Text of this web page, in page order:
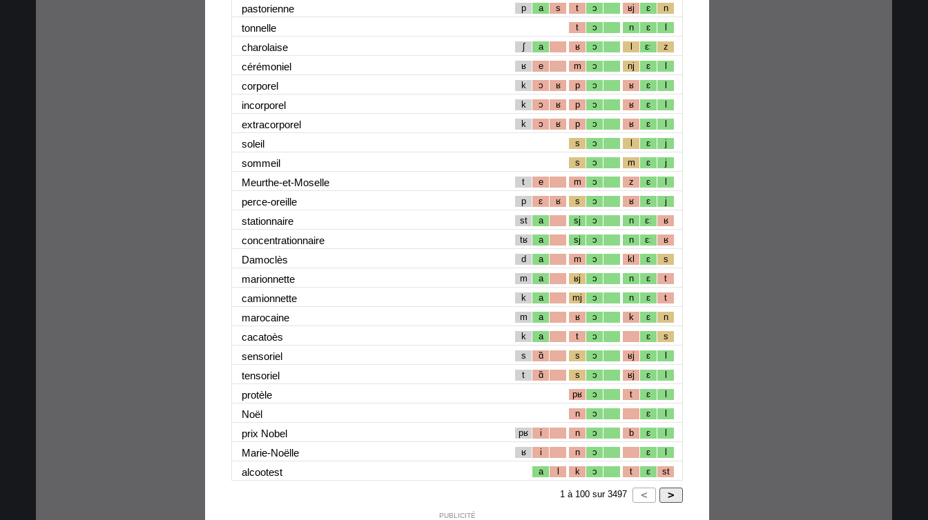
pastorienne p a s t ɔ ʁj ɛ n
tonnelle t ɔ n ɛ l
charolaise ʃ a ʁ ɔ l ɛː z
cérémoniel ʁ e m ɔ nj ɛ l
corporel k ɔ ʁ p ɔ ʁ ɛ l
incorporel k ɔ ʁ p ɔ ʁ ɛ l
extracorporel k ɔ ʁ p ɔ ʁ ɛ l
soleil s ɔ l ɛ j
sommeil s ɔ m ɛ j
Meurthe-et-Moselle t e m ɔ z ɛ l
perce-oreille p ɛ ʁ s ɔ ʁ ɛ j
stationnaire st a sj ɔ n ɛː ʁ
concentrationnaire tʁ a sj ɔ n ɛː ʁ
Damoclès d a m ɔ kl ɛ s
marionnette m a ʁj ɔ n ɛ t
camionnette k a mj ɔ n ɛ t
marocaine m a ʁ ɔ k ɛ n
cacatoès k a t ɔ ɛ s
sensoriel s ɑ̃ s ɔ ʁj ɛ l
tensoriel t ɑ̃ s ɔ ʁj ɛ l
protèle pʁ ɔ t ɛ l
Noël n ɔ ɛ l
prix Nobel pʁ i n ɔ b ɛ l
Marie-Noëlle ʁ i n ɔ ɛ l
alcootest a l k ɔ t ɛ st
1 à 100 sur 3497
PUBLICITÉ